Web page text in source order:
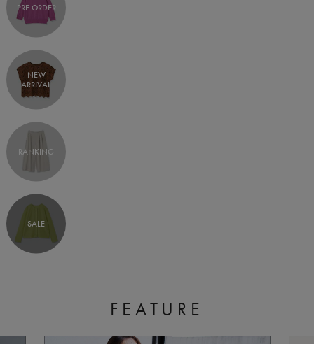
PRE ORDER
NEW
ARRIVAL
RANKING
SALE
FEATURE